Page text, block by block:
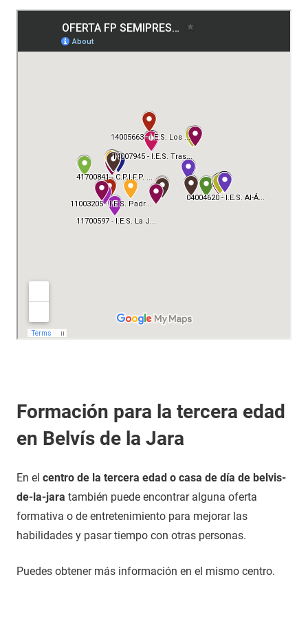
Formación para la tercera edad
en Belvís de la Jara
En el centro de la tercera edad o casa de día de belvis-
de-la-jara también puede encontrar alguna oferta
formativa o de entretenimiento para mejorar las
habilidades y pasar tiempo con otras personas.
Puedes obtener más información en el mismo centro.